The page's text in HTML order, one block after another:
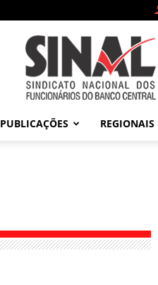
–
PUBLICAÇÕES REGIONAIS